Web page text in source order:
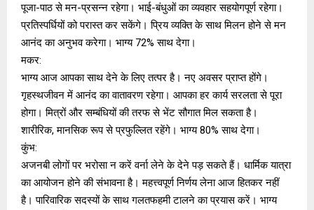
पूजा-पाठ से मन-प्रसन्न रहेगा। भाई-बंधुओं का व्यवहार सहयोगपूर्ण रहेगा।
प्रतिस्पर्धियों को परास्त कर सकेंगे। प्रिय व्यक्ति के साथ मिलन होने से मन
आनंद का अनुभव करेगा। भाग्य 72% साथ देगा।
मकर:
भाग्य आज आपका साथ देने के लिए तत्पर है। नए अवसर प्राप्त होंगे।
गृहस्थजीवन में आनंद का वातावरण रहेगा। आपका हर कार्य सरलता से पूरा
होगा। मित्रों और सम्बंधियों की तरफ से भेंट सौगात मिल सकता है।
शारीरिक, मानसिक रूप से प्रफुल्लित रहेंगे। भाग्य 80% साथ देगा।
कुंभ:
अजनबी लोगों पर भरोसा न करें वर्ना लेने के देने पड़ सकते हैं। धार्मिक यात्रा
का आयोजन होने की संभावना है। महत्त्वपूर्ण निर्णय लेना आज हितकर नहीं
है। पारिवारिक सदस्यों के साथ गलतफहमी टालने का प्रयास करें। भाग्य